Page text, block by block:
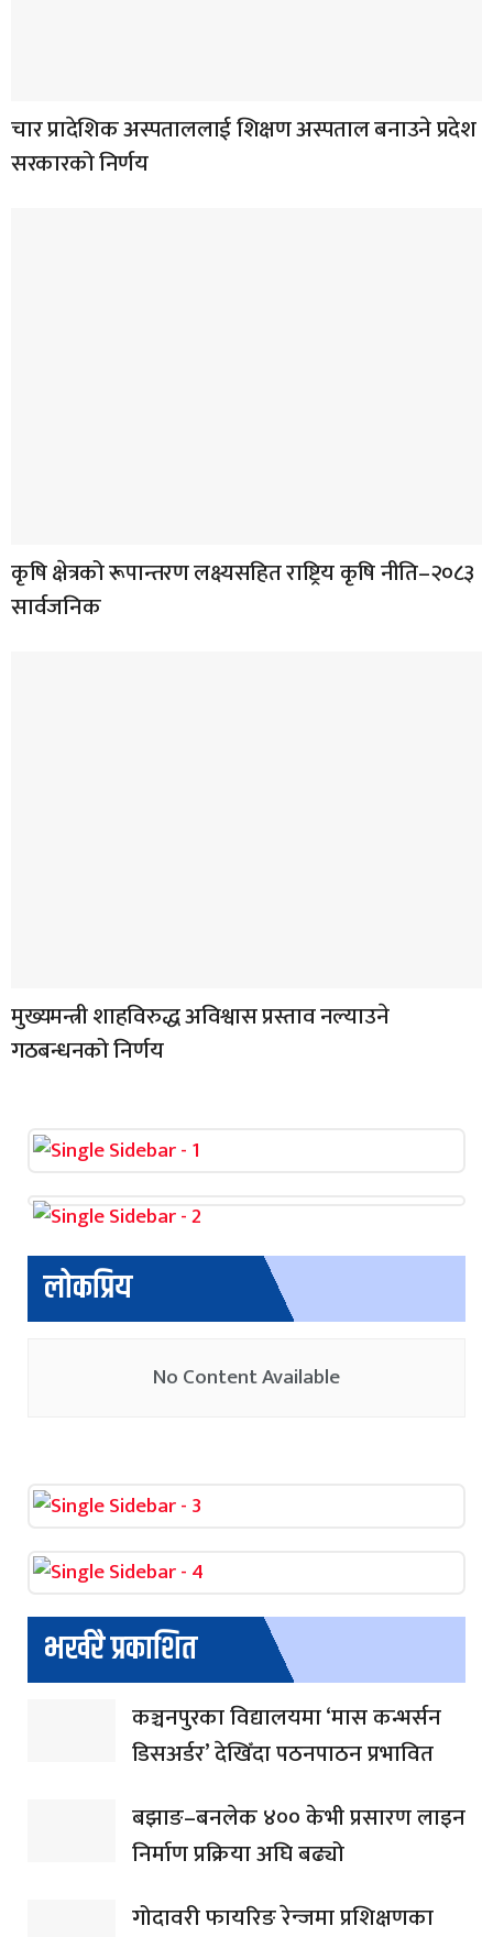
चार प्रादेशिक अस्पताललाई शिक्षण अस्पताल बनाउने प्रदेश
सरकारको निर्णय
कृषि क्षेत्रको रूपान्तरण लक्ष्यसहित राष्ट्रिय कृषि नीति–२०८३
सार्वजनिक
मुख्यमन्त्री शाहविरुद्ध अविश्वास प्रस्ताव नल्याउने
गठबन्धनको निर्णय
लोकप्रिय
No Content Available
भर्खरै प्रकाशित
कञ्चनपुरका विद्यालयमा ‘मास कन्भर्सन
डिसअर्डर’ देखिँदा पठनपाठन प्रभावित
बझाङ–बनलेक ४०० केभी प्रसारण लाइन
निर्माण प्रक्रिया अघि बढ्यो
गोदावरी फायरिङ रेन्जमा प्रशिक्षणका